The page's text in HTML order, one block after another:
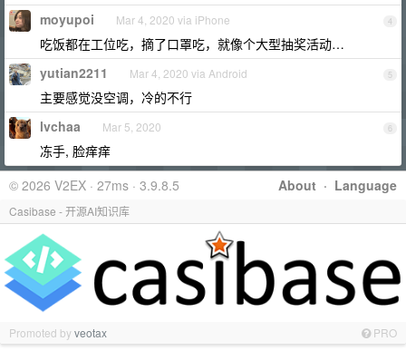
4
moyupoi Mar 4, 2020 via iPhone
吃饭都在工位吃，摘了口罩吃，就像个大型抽奖活动…
5
yutian2211 Mar 4, 2020 via Android
主要感觉没空调，冷的不行
6
lvchaa Mar 5, 2020
冻手, 脸痒痒
About · Language
© 2026 V2EX · 27ms · 3.9.8.5
Casibase - 开源AI知识库
Promoted byveotax PRO